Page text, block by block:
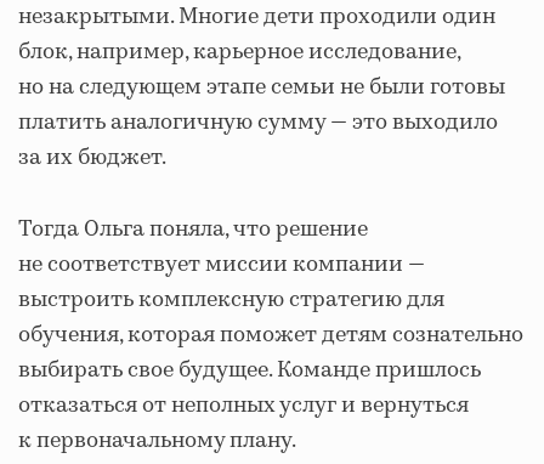
незакрытыми. Многие дети проходили один
блок, например, карьерное исследование,
но на следующем этапе семьи не были готовы
платить аналогичную сумму — это выходило
за их бюджет.
Тогда Ольга поняла, что решение
не соответствует миссии компании —
выстроить комплексную стратегию для
обучения, которая поможет детям сознательно
выбирать свое будущее. Команде пришлось
отказаться от неполных услуг и вернуться
к первоначальному плану.